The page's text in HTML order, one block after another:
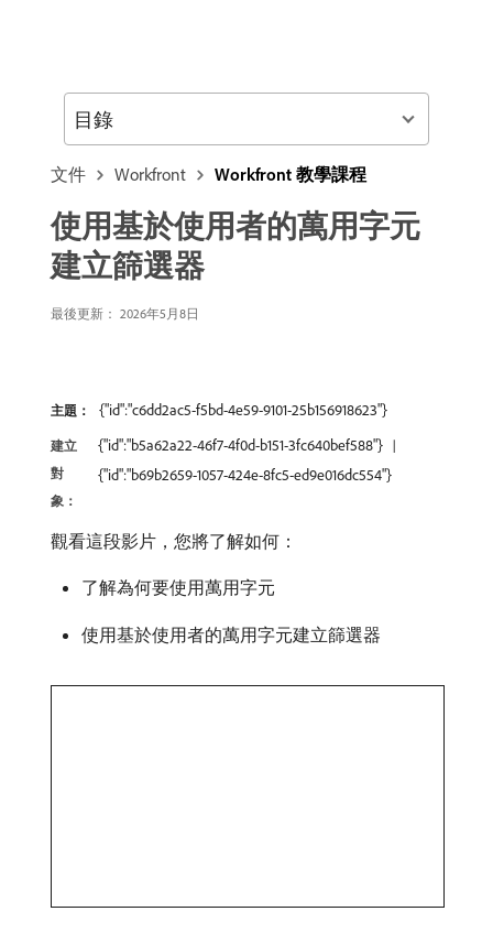
文件 Workfront Workfront 教學課程
使用基於使用者的萬用字元
建立篩選器
最後更新： 2026年5月8日
主題： {"id":"c6dd2ac5-f5bd-4e59-9101-25b156918623"}
建立
對
象：
{"id":"b5a62a22-46f7-4f0d-b151-3fc640bef588"}
{"id":"b69b2659-1057-424e-8fc5-ed9e016dc554"}
觀看這段影片，您將了解如何：
了解為何要使用萬用字元
使用基於使用者的萬用字元建立篩選器
目錄